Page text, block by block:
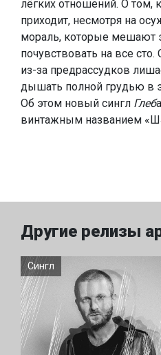
лёгких отношений. О том,
приходит, несмотря на
мораль, которые мешают
почувствовать на все сто.
из-за предрассудков
дышать полной грудью в
Об этом новый сингл Глеба
винтажным названием
Другие релизы
Сингл